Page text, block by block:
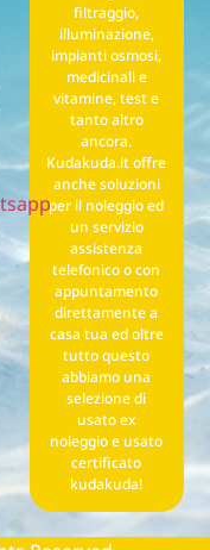
filtraggio,
illuminazione,
impianti osmosi,
medicinali e
vitamine, test e
tanto altro
ancora.
Kudakuda.it offre
anche soluzioni
per il noleggio ed
un servizio
assistenza
telefonico o con
appuntamento
direttamente a
casa tua ed oltre
tutto questo
abbiamo una
selezione di
usato ex
noleggio e usato
certificato
kudakuda!